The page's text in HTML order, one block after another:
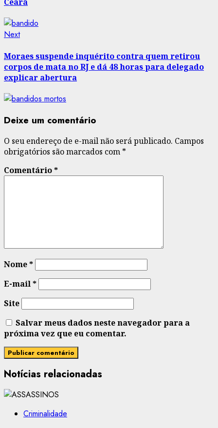
NextNext
Moraes suspende inquérito contra quem retirou
corpos de mata no RJ e dá 48 horas para delegado
explicar abertura
Deixe um comentário
O seu endereço de e-mail não será publicado. Campos
obrigatórios são marcados com *
Comentário*
Nome*
E-mail*
Site
Salvar meus dados neste navegador para a
próxima vez que eu comentar.
Notícias relacionadas
Criminalidade